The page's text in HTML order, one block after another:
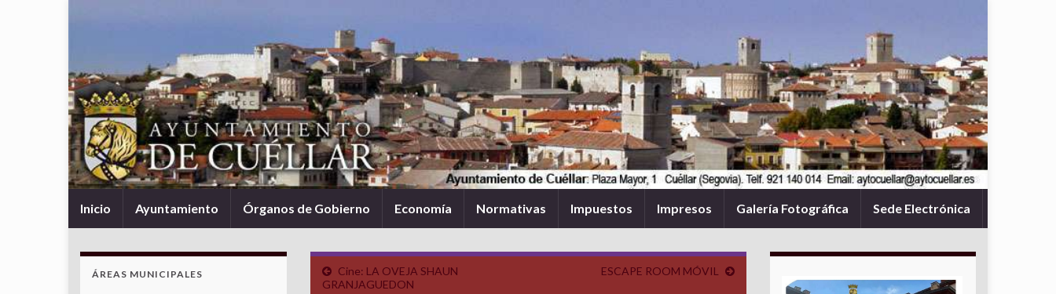
Inicio Ayuntamiento Órganos de Gobierno Economía Normativas Impuestos Impresos Galería Fotográfica Sede Electrónica
Cine: LA OVEJA SHAUN
GRANJAGUEDON
ESCAPE ROOM MÓVIL
ÁREAS MUNICIPALES